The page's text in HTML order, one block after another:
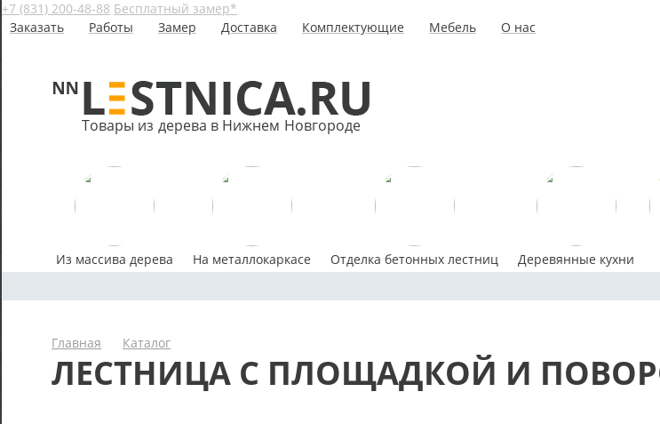
+7 (831) 200-48-88 Бесплатный замер*
Товары из дерева в Нижнем Новгороде
Заказать Работы Замер Доставка Комплектующие Мебель О нас
Из массива дерева На металлокаркасе Отделка бетонных лестниц Деревянные кухни
Главная Каталог
ЛЕСТНИЦА С ПЛОЩАДКОЙ И